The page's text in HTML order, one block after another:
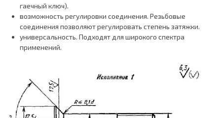
гаечный ключ).
возможность регулировки соединения. Резьбовые
соединения позволяют регулировать степень затяжки.
универсальность. Подходят для широкого спектра
применений.